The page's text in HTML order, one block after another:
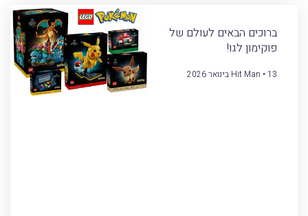
ברוכים הבאים לעולם של
פוקימון לגו!
Hit Man 13 בינואר 2026